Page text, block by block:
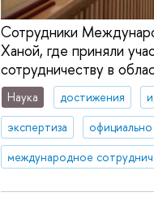
Сотрудники
Ханой, где приняли
сотрудничеству в
Наука достижения
экспертиза
официально
международное